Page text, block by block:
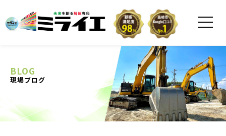
BLOG
現場ブログ